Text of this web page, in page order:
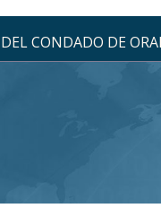
CONDADO DE